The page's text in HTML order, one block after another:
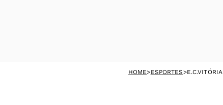
HOME>ESPORTES>E.C.VITÓRIA